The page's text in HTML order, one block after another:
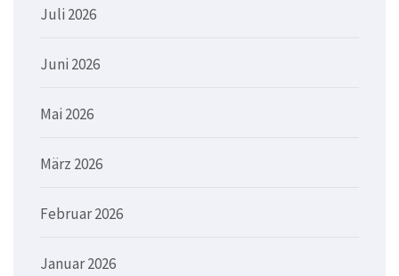
Juli 2026
Juni 2026
Mai 2026
März 2026
Februar 2026
Januar 2026